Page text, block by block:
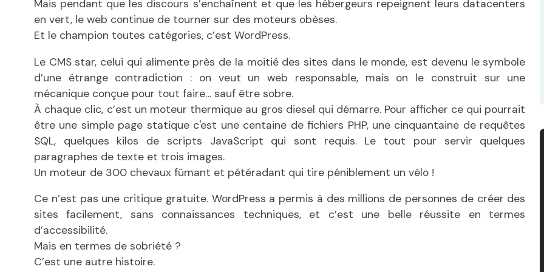
Mais pendant que les discours s’enchaînent et que les hébergeurs repeignent leurs datacenters
en vert, le web continue de tourner sur des moteurs obèses.
Et le champion toutes catégories, c’est WordPress.
Le CMS star, celui qui alimente près de la moitié des sites dans le monde, est devenu le symbole
d’une étrange contradiction : on veut un web responsable, mais on le construit sur une
mécanique conçue pour tout faire… sauf être sobre.
À chaque clic, c’est un moteur thermique au gros diesel qui démarre. Pour afficher ce qui pourrait
être une simple page statique c'est une centaine de fichiers PHP, une cinquantaine de requêtes
SQL, quelques kilos de scripts JavaScript qui sont requis. Le tout pour servir quelques
paragraphes de texte et trois images.
Un moteur de 300 chevaux fûmant et pétéradant qui tire péniblement un vélo !
Ce n’est pas une critique gratuite. WordPress a permis à des millions de personnes de créer des
sites facilement, sans connaissances techniques, et c’est une belle réussite en termes
d’accessibilité.
Mais en termes de sobriété ?
C’est une autre histoire.